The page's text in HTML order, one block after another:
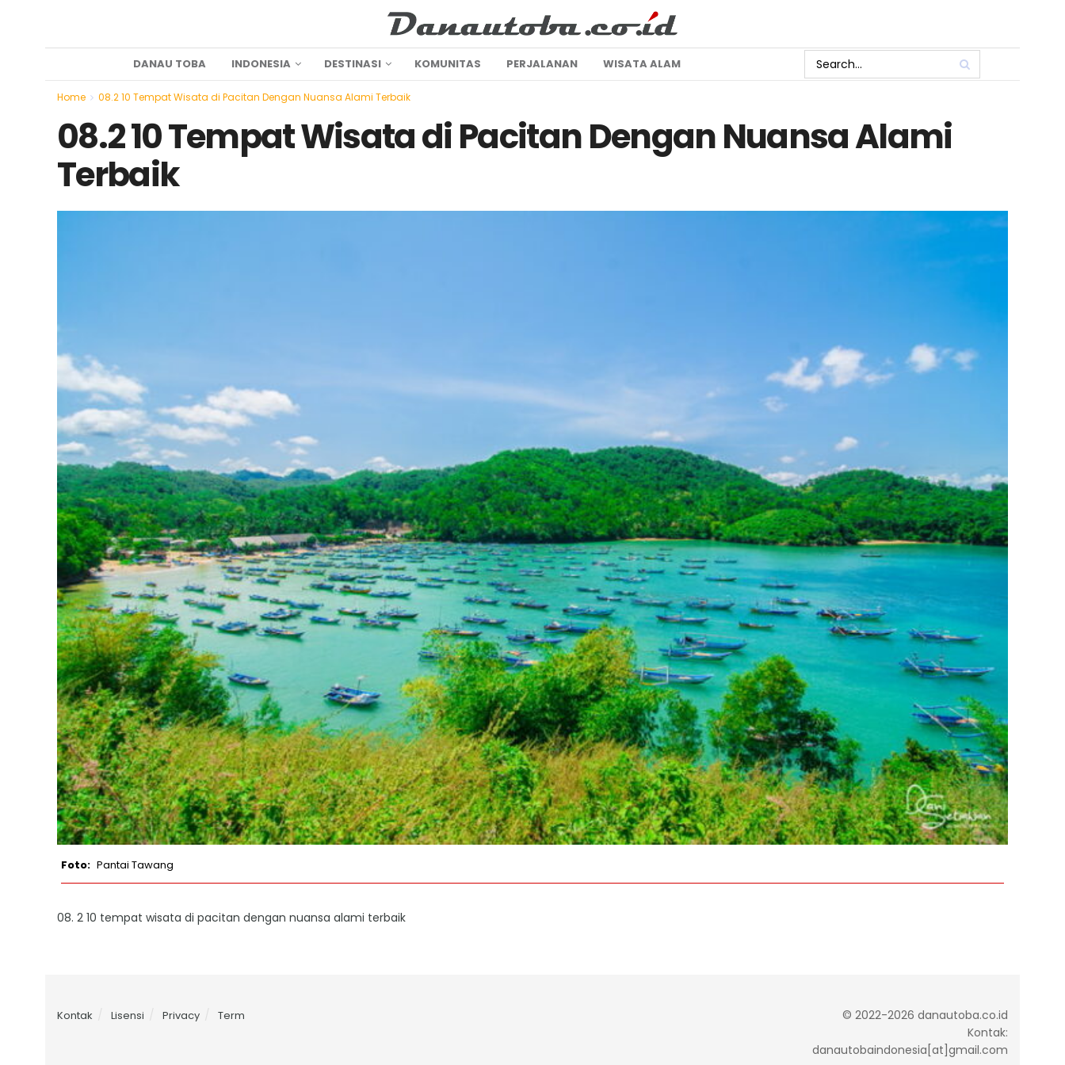
DANAU TOBA INDONESIA DESTINASI KOMUNITAS PERJALANAN WISATA ALAM
Home 08.2 10 Tempat Wisata di Pacitan Dengan Nuansa Alami Terbaik
08.2 10 Tempat Wisata di Pacitan Dengan Nuansa Alami
Terbaik
Pantai Tawang
08. 2 10 tempat wisata di pacitan dengan nuansa alami terbaik
Kontak Lisensi Privacy Term
© 2022-2026 danautoba.co.id
Kontak:
danautobaindonesia[at]gmail.com